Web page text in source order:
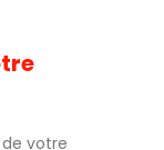
votre